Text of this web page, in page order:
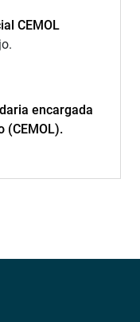
CEMOL
encargada
(CEMOL).